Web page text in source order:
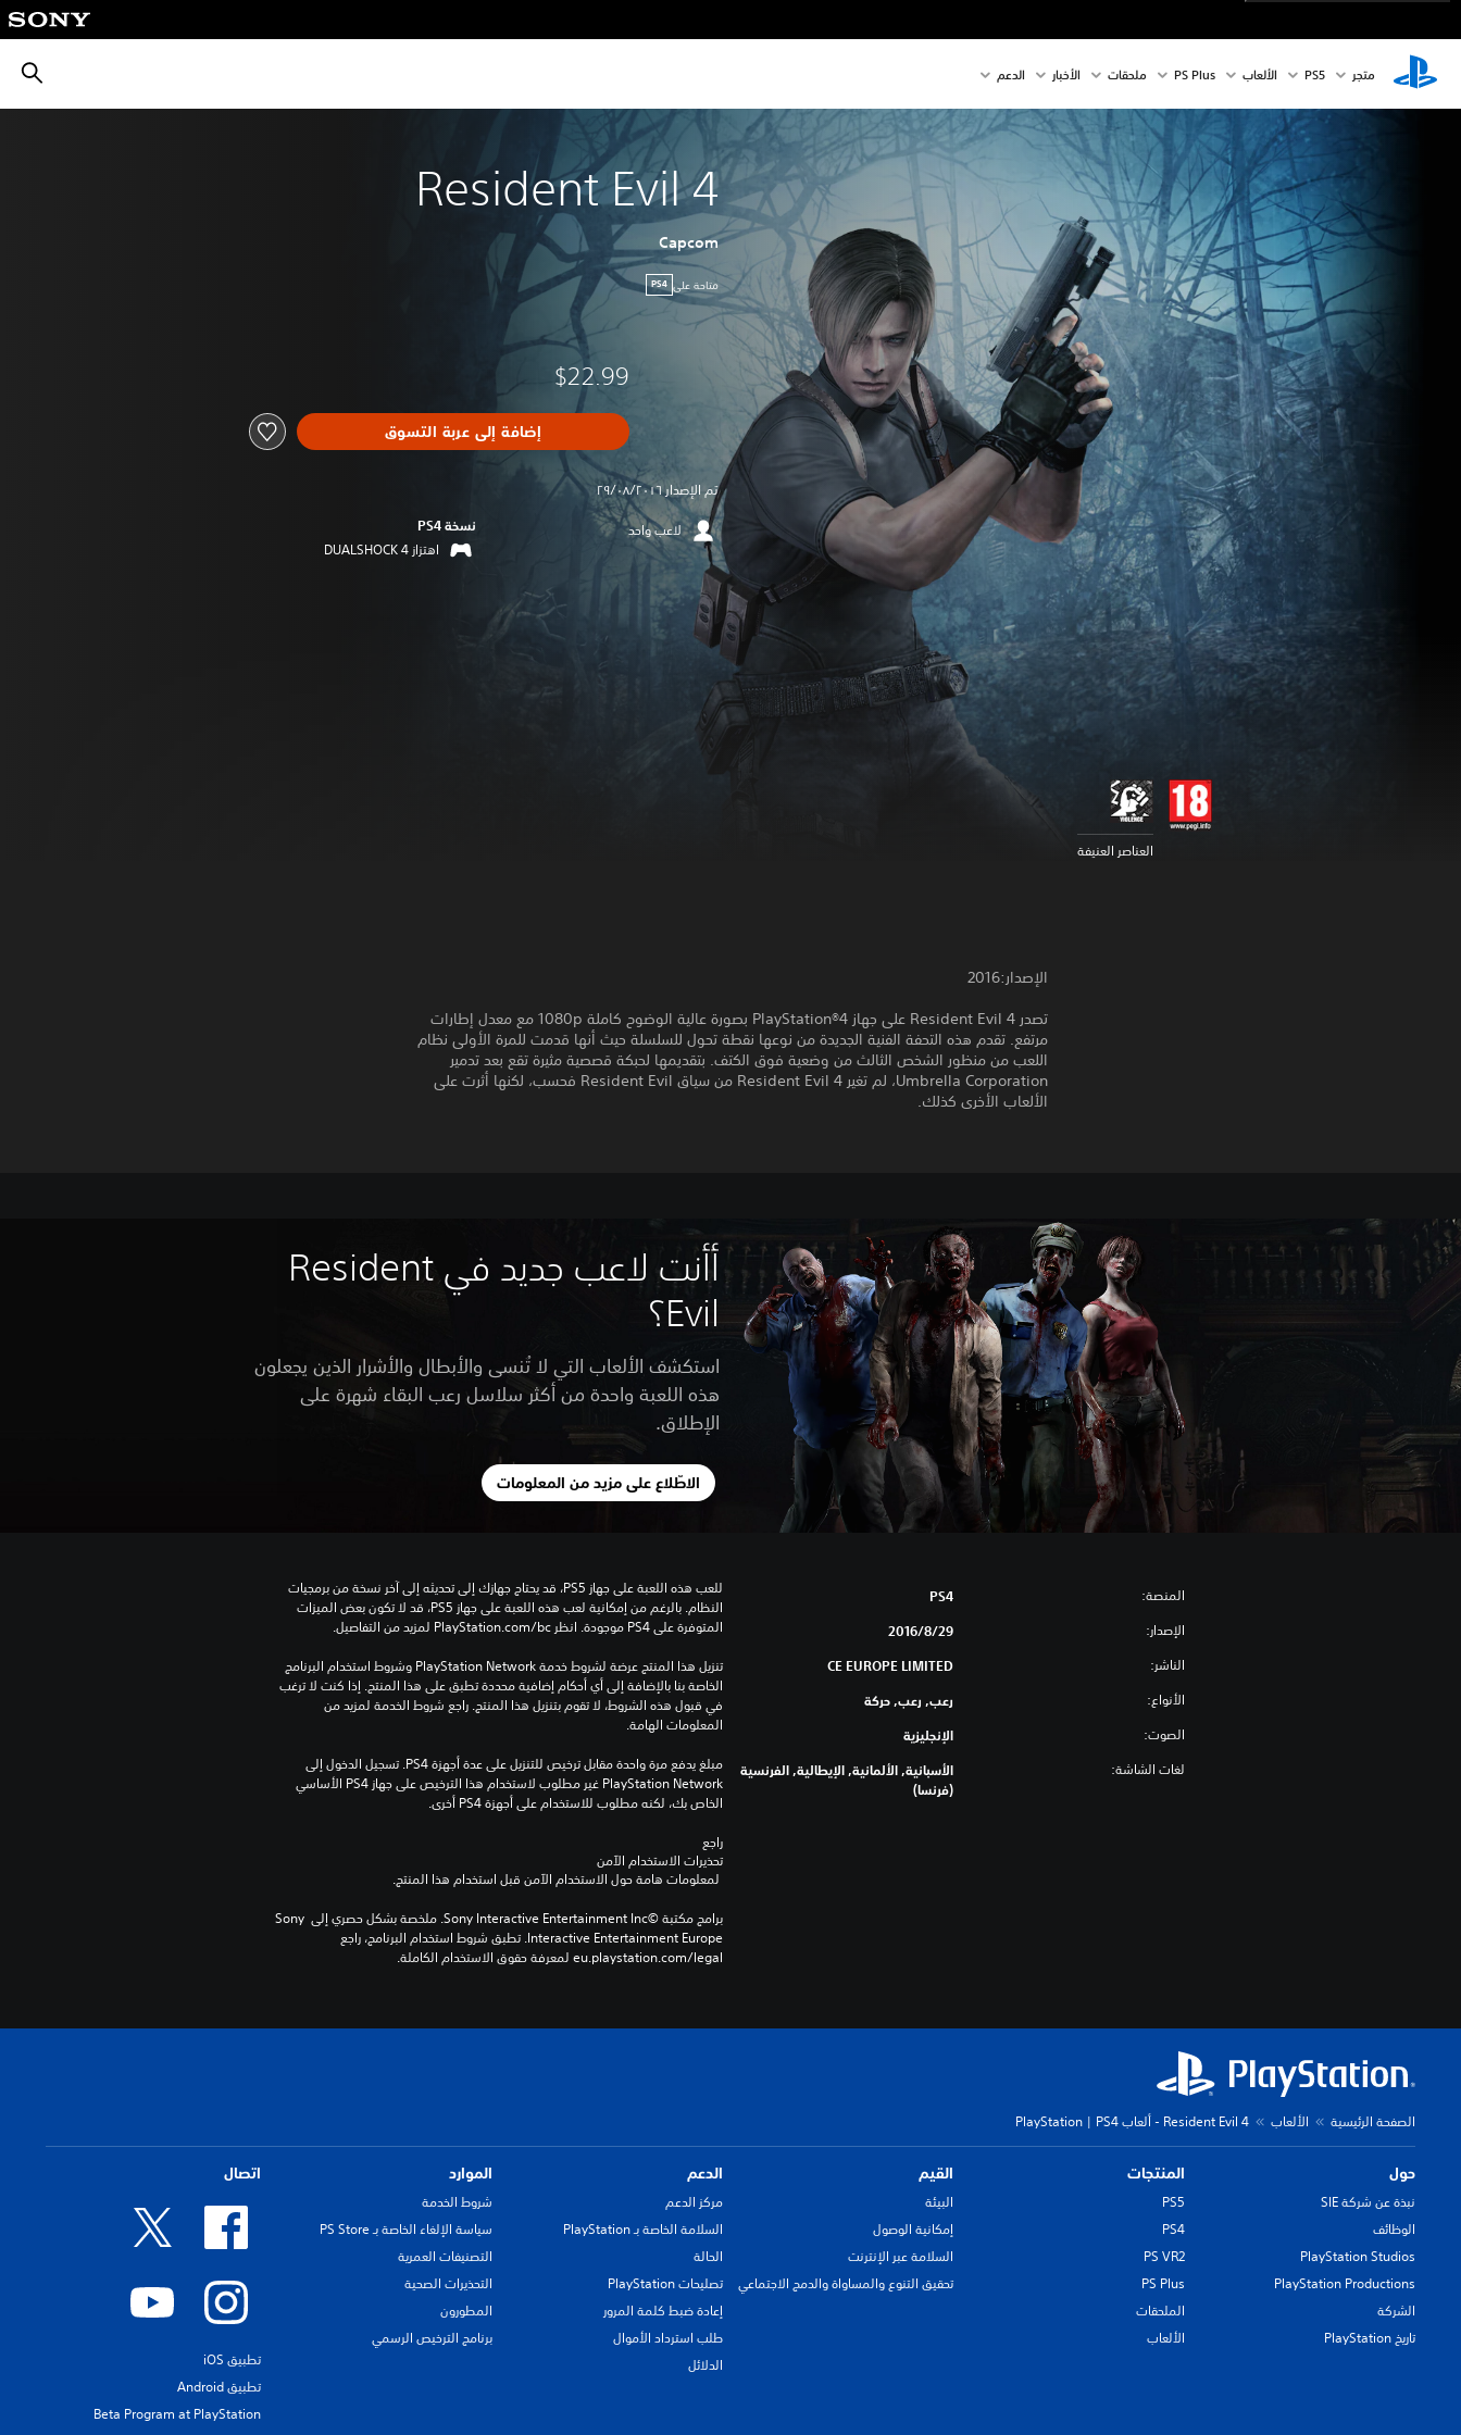
متجر PS5‏ الألعاب PS Plus ملحقات الأخبار الدعم
Resident Evil 4
Capcom
متاحة على PS4
$22.99
إضافة إلى عربة التسوق
تم الإصدار ٢٩/٠٨/٢٠١٦
لاعب واحد نسخة PS4‏
اهتزاز DUALSHOCK 4‏
العناصر العنيفة
الإصدار:2016
تصدر Resident Evil 4 على جهاز PlayStation®4 بصورة عالية الوضوح كاملة 1080p مع معدل إطارات
مرتفع. تقدم هذه التحفة الفنية الجديدة من نوعها نقطة تحول للسلسلة حيث أنها قدمت للمرة الأولى نظام
اللعب من منظور الشخص الثالث من وضعية فوق الكتف. بتقديمها لحبكة قصصية مثيرة تقع بعد تدمير
Umbrella Corporation، لم تغير Resident Evil 4 من سياق Resident Evil فحسب، لكنها أثرت على
الألعاب الأخرى كذلك.
أأنت لاعب جديد في Resident
Evil؟
استكشف الألعاب التي لا تُنسى والأبطال والأشرار الذين يجعلون
هذه اللعبة واحدة من أكثر سلاسل رعب البقاء شهرة على
الإطلاق.
الاطّلاع على مزيد من المعلومات
المنصة: PS4
الإصدار: 29‏/8‏/2016
الناشر: CE EUROPE LIMITED
الأنواع: رعب, رعب, حركة
الصوت: الإنجليزية
لغات الشاشة:
الأسبانية, الألمانية, الإيطالية, الفرنسية
(فرنسا)
للعب هذه اللعبة على جهاز PS5، قد يحتاج جهازك إلى تحديثه إلى آخر نسخة من برمجيات
النظام. بالرغم من إمكانية لعب هذه اللعبة على جهاز PS5، قد لا تكون بعض الميزات
المتوفرة على PS4 موجودة. انظر ‎PlayStation.com/bc لمزيد من التفاصيل.
الخاصة بنا بالإضافة إلى أي أحكام إضافية محددة تطبق على هذا المنتج. إذا كنت لا ترغب
في قبول هذه الشروط، لا تقوم بتنزيل هذا المنتج. راجع شروط الخدمة لمزيد من
المعلومات الهامة.
مبلغ يدفع مرة واحدة مقابل ترخيص للتنزيل على عدة أجهزة PS4. تسجيل الدخول إلى
PlayStation Network غير مطلوب لاستخدام هذا الترخيص على جهاز PS4 الأساسي
الخاص بك، لكنه مطلوب للاستخدام على أجهزة PS4 أخرى.
راجع
تحذيرات الاستخدام الآمن
برامج مكتبة ©Sony Interactive Entertainment Inc. ملخصة بشكل حصري إلى Sony
eu.playstation.com/legal لمعرفة حقوق الاستخدام الكاملة.
الصفحة الرئيسية الألعاب Resident Evil 4 ‏- ألعاب PS4 ‏| PlayStation
حول
نبذة عن شركة SIE
الوظائف
PlayStation Studios
PlayStation Productions
الشركة
تاريخ PlayStation
المنتجات
PS5
PS4
PS VR2
PS Plus
الملحقات
الألعاب
القيم
البيئة
إمكانية الوصول
السلامة عبر الإنترنت
تحقيق التنوع والمساواة والدمج الاجتماعي
الدعم
مركز الدعم
السلامة الخاصة بـ PlayStation
الحالة
تصليحات PlayStation
إعادة ضبط كلمة المرور
طلب استرداد الأموال
الدلائل
الموارد
شروط الخدمة
سياسة الإلغاء الخاصة بـ PS Store
التصنيفات العمرية
التحذيرات الصحية
المطورون
برنامج الترخيص الرسمي
اتصال
تطبيق iOS
تطبيق Android
Beta Program at PlayStation